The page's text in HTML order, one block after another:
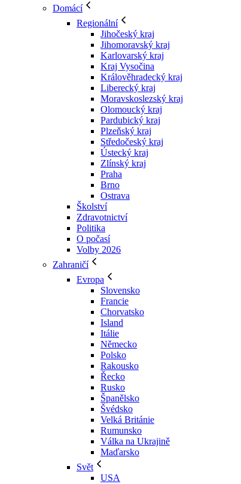
Domácí
Regionální
Jihočeský kraj
Jihomoravský kraj
Karlovarský kraj
Kraj Vysočina
Králověhradecký kraj
Liberecký kraj
Moravskoslezský kraj
Olomoucký kraj
Pardubický kraj
Plzeňský kraj
Středočeský kraj
Ústecký kraj
Zlínský kraj
Praha
Brno
Ostrava
Školství
Zdravotnictví
Politika
O počasí
Volby 2026
Zahraničí
Evropa
Slovensko
Francie
Chorvatsko
Island
Itálie
Německo
Polsko
Rakousko
Řecko
Rusko
Španělsko
Švédsko
Velká Británie
Rumunsko
Válka na Ukrajině
Maďarsko
Svět
USA